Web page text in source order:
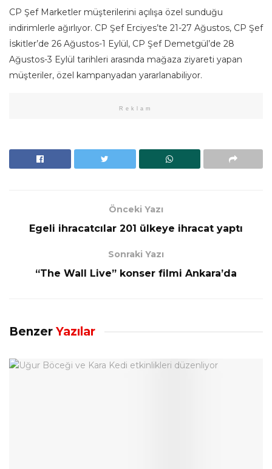
CP Şef Marketler müşterilerini açılışa özel sunduğu
indirimlerle ağırlıyor. CP Şef Erciyes’te 21-27 Ağustos, CP Şef
İskitler’de 26 Ağustos-1 Eylül, CP Şef Demetgül’de 28
Ağustos-3 Eylül tarihleri arasında mağaza ziyareti yapan
müşteriler, özel kampanyadan yararlanabiliyor.
Reklam
Önceki Yazı
Egeli ihracatcılar 201 ülkeye ihracat yaptı
Sonraki Yazı
“The Wall Live” konser filmi Ankara’da
Benzer Yazılar